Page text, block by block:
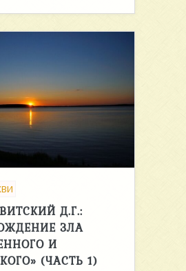
Д.Г.:
ЗЛА
И
(ЧАСТЬ 1)